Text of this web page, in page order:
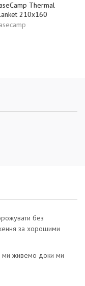
Thermal
210x160
без
за хорошими
живемо доки ми